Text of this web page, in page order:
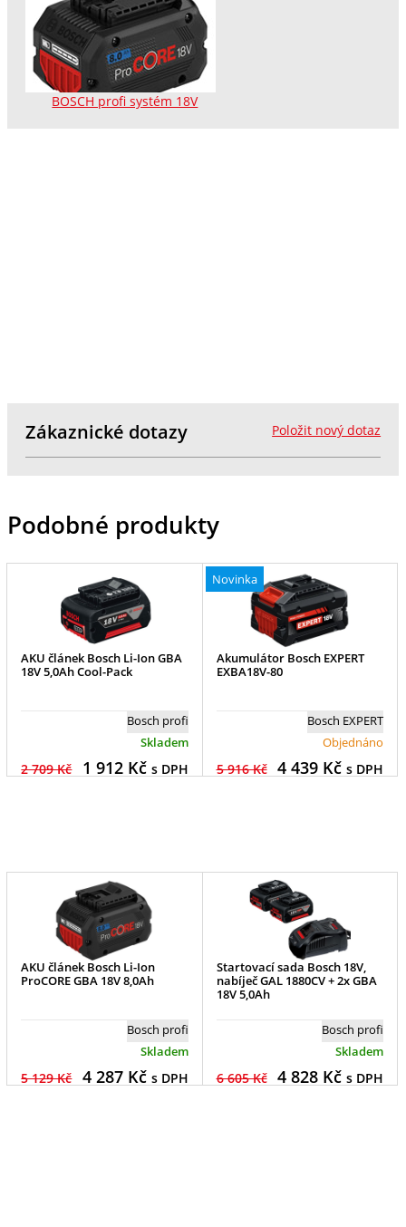
BOSCH profi systém 18V
Položit nový dotaz
Zákaznické dotazy
Podobné produkty
AKU článek Bosch Li-Ion GBA
18V 5,0Ah Cool-Pack
Bosch profi
Skladem
2 709 Kč 1 912Kč s DPH
Novinka
Akumulátor Bosch EXPERT
EXBA18V-80
Bosch EXPERT
Objednáno
5 916 Kč 4 439Kč s DPH
AKU článek Bosch Li-Ion
ProCORE GBA 18V 8,0Ah
Bosch profi
Skladem
5 129 Kč 4 287Kč s DPH
Startovací sada Bosch 18V,
nabíječ GAL 1880CV + 2x GBA
18V 5,0Ah
Bosch profi
Skladem
6 605 Kč 4 828Kč s DPH